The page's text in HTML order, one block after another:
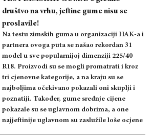
društvo na vrhu, jeftine gume nisu se
proslavile!
Na testu zimskih guma u organizaciji HAK-a i
partnera ovoga puta se našao rekordan 31
model u sve popularnijoj dimenziji 225/40
R18. Proizvodi su se mogli promatrati i kroz
tri cjenovne kategorije, a na kraju su se
najboljima očekivano pokazali oni skuplji i
poznatiji. Također, gume srednje cijene
pokazale su se uglavnom dobrima, a one
najjeftinije uglavnom su zaslužile loše ocjene